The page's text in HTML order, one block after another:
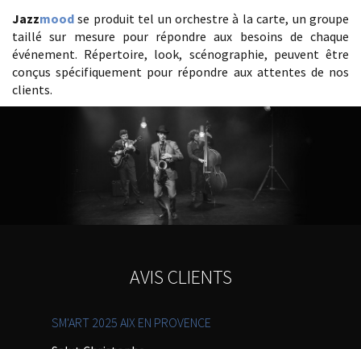
Jazzmood se produit tel un orchestre à la carte, un groupe
taillé sur mesure pour répondre aux besoins de chaque
événement. Répertoire, look, scénographie, peuvent être
conçus spécifiquement pour répondre aux attentes de nos
clients.
AVIS CLIENTS
SM'ART 2025 AIX EN PROVENCE